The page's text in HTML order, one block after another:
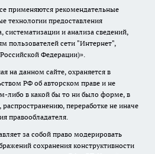
применяются рекомендательные
технологии предоставления
и анализа сведений,
пользователей сети "Интернет",
Федерации)».
на данном сайте, охраняется в
РФ об авторском праве и не
либо в какой бы то ни было форме, в
переработке не иначе
правообладателя.
за собой право модерировать
сохранения конструктивности